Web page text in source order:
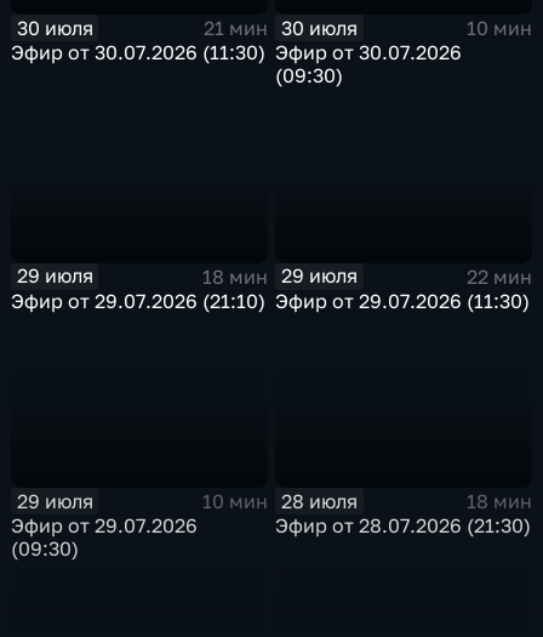
30 июля
21 мин
Эфир от 30.07.2026 (11:30)
30 июля
10 мин
Эфир от 30.07.2026
(09:30)
29 июля
18 мин
Эфир от 29.07.2026 (21:10)
29 июля
22 мин
Эфир от 29.07.2026 (11:30)
29 июля
10 мин
Эфир от 29.07.2026
(09:30)
28 июля
18 мин
Эфир от 28.07.2026 (21:30)